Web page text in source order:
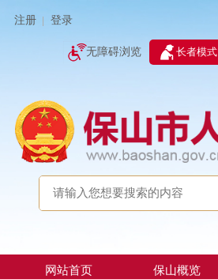
注册 登录
无障碍浏览 长者模式
网站首页 保山概览